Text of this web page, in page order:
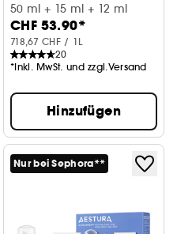
Pflegeset mit Niacinamid
50 ml + 15 ml + 12 ml
CHF 53.90*
718,67 CHF / 1L
20
*Inkl. MwSt. und zzgl.Versand
Hinzufügen
Nur bei Sephora**